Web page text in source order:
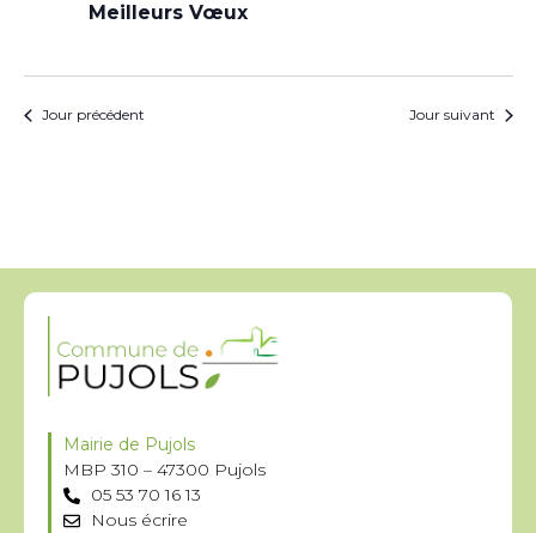
Meilleurs Vœux
Jour précédent Jour suivant
Mairie de Pujols
MBP 310 – 47300 Pujols
05 53 70 16 13
Nous écrire